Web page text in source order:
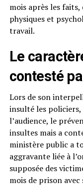
mois après les
physiques et
travail.
Le
contesté
Lors de son
insulté les policiers,
l’audience, le
insultes mais a
ministère public a
aggravante liée à
supposée des
mois de prison avec